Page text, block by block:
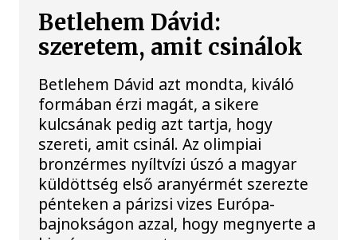
Betlehem Dávid:
szeretem, amit csinálok
Betlehem Dávid azt mondta, kiváló
formában érzi magát, a sikere
kulcsának pedig azt tartja, hogy
szereti, amit csinál. Az olimpiai
bronzérmes nyíltvízi úszó a magyar
küldöttség első aranyérmét szerezte
pénteken a párizsi vizes Európa-
bajnokságon azzal, hogy megnyerte a